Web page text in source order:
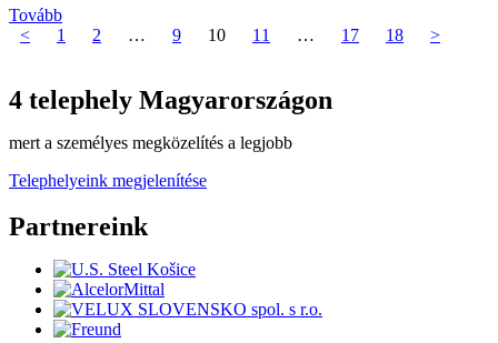
Tovább
<
1 2 … 9 10 11 … 17 18 >
4 telephely Magyarországon
mert a személyes megközelítés a legjobb
Telephelyeink megjelenítése
Partnereink